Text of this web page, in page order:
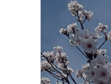
